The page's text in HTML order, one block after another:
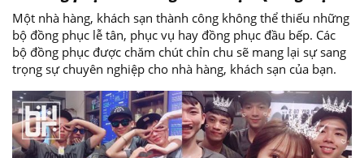
Một nhà hàng, khách sạn thành công không thể thiếu những
bộ đồng phục lễ tân, phục vụ hay đồng phục đầu bếp. Các
bộ đồng phục được chăm chút chỉn chu sẽ mang lại sự sang
trọng sự chuyên nghiệp cho nhà hàng, khách sạn của bạn.